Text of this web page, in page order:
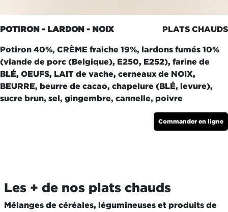
POTIRON - LARDON - NOIX PLATS CHAUDS
Potiron 40%, CRÈME fraiche 19%, lardons fumés 10%
(viande de porc (Belgique), E250, E252), farine de
BLÉ, OEUFS, LAIT de vache, cerneaux de NOIX,
BEURRE, beurre de cacao, chapelure (BLÉ, levure),
sucre brun, sel, gingembre, cannelle, poivre
Commander en ligne
Les + de nos plats chauds
Mélanges de céréales, légumineuses et produits de